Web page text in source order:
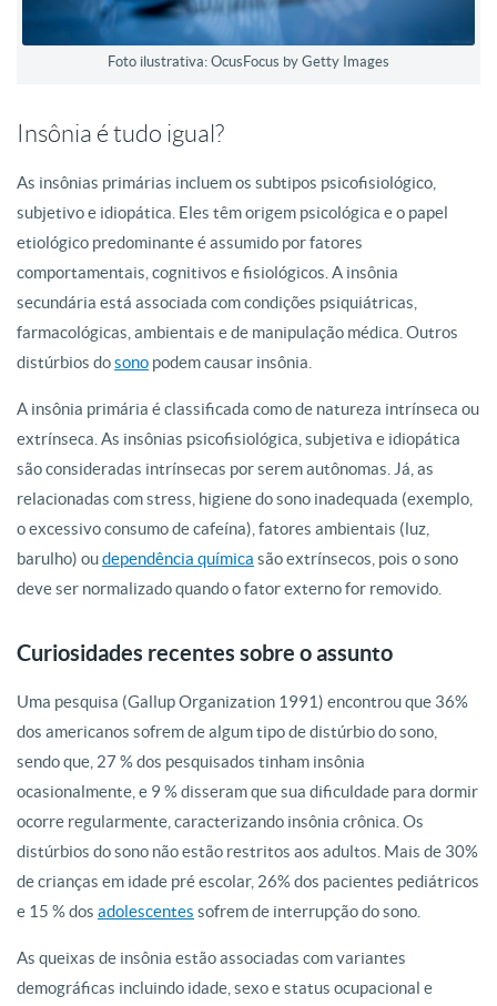
Foto ilustrativa: OcusFocus by Getty Images
Insônia é tudo igual?
As insônias primárias incluem os subtipos psicofisiológico,
subjetivo e idiopática. Eles têm origem psicológica e o papel
etiológico predominante é assumido por fatores
comportamentais, cognitivos e fisiológicos. A insônia
secundária está associada com condições psiquiátricas,
farmacológicas, ambientais e de manipulação médica. Outros
distúrbios dosono podem causar insônia.
A insônia primária é classificada como de natureza intrínseca ou
extrínseca. As insônias psicofisiológica, subjetiva e idiopática
são consideradas intrínsecas por serem autônomas. Já, as
relacionadas com stress, higiene do sono inadequada (exemplo,
o excessivo consumo de cafeína), fatores ambientais (luz,
barulho) oudependência química são extrínsecos, pois o sono
deve ser normalizado quando o fator externo for removido.
Curiosidades recentes sobre o assunto
Uma pesquisa (Gallup Organization 1991) encontrou que 36%
dos americanos sofrem de algum tipo de distúrbio do sono,
sendo que, 27 % dos pesquisados tinham insônia
ocasionalmente, e 9 % disseram que sua dificuldade para dormir
ocorre regularmente, caracterizando insônia crônica. Os
distúrbios do sono não estão restritos aos adultos. Mais de 30%
de crianças em idade pré escolar, 26% dos pacientes pediátricos
e 15 % dos adolescentes sofrem de interrupção do sono.
As queixas de insônia estão associadas com variantes
demográficas incluindo idade, sexo e status ocupacional e